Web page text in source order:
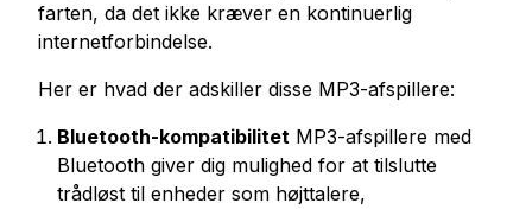
farten, da det ikke kræver en kontinuerlig
internetforbindelse.
Her er hvad der adskiller disse MP3-afspillere:
Bluetooth-kompatibilitet MP3-afspillere med
Bluetooth giver dig mulighed for at tilslutte
trådløst til enheder som højttalere,